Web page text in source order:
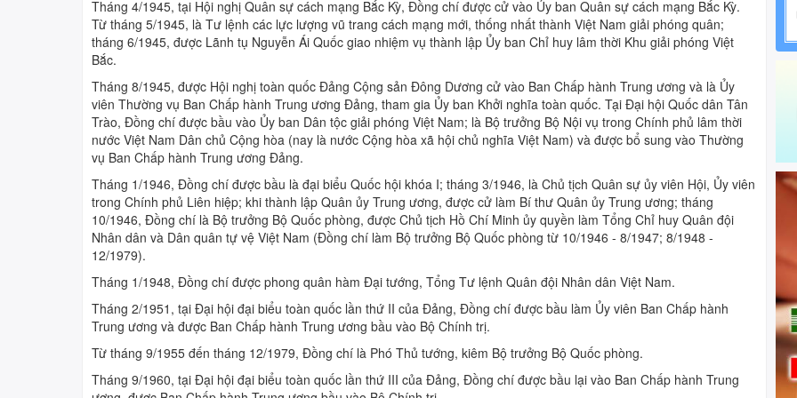
Tháng 4/1945, tại Hội nghị Quân sự cách mạng Bắc Kỳ, Đồng chí được cử vào Ủy ban Quân sự cách mạng Bắc Kỳ.
Từ tháng 5/1945, là Tư lệnh các lực lượng vũ trang cách mạng mới, thống nhất thành Việt Nam giải phóng quân;
tháng 6/1945, được Lãnh tụ Nguyễn Ái Quốc giao nhiệm vụ thành lập Ủy ban Chỉ huy lâm thời Khu giải phóng Việt
Bắc.
Tháng 8/1945, được Hội nghị toàn quốc Đảng Cộng sản Đông Dương cử vào Ban Chấp hành Trung ương và là Ủy
viên Thường vụ Ban Chấp hành Trung ương Đảng, tham gia Ủy ban Khởi nghĩa toàn quốc. Tại Đại hội Quốc dân Tân
Trào, Đồng chí được bầu vào Ủy ban Dân tộc giải phóng Việt Nam; là Bộ trưởng Bộ Nội vụ trong Chính phủ lâm thời
nước Việt Nam Dân chủ Cộng hòa (nay là nước Cộng hòa xã hội chủ nghĩa Việt Nam) và được bổ sung vào Thường
vụ Ban Chấp hành Trung ương Đảng.
Tháng 1/1946, Đồng chí được bầu là đại biểu Quốc hội khóa I; tháng 3/1946, là Chủ tịch Quân sự ủy viên Hội, Ủy viên
trong Chính phủ Liên hiệp; khi thành lập Quân ủy Trung ương, được cử làm Bí thư Quân ủy Trung ương; tháng
10/1946, Đồng chí là Bộ trưởng Bộ Quốc phòng, được Chủ tịch Hồ Chí Minh ủy quyền làm Tổng Chỉ huy Quân đội
Nhân dân và Dân quân tự vệ Việt Nam (Đồng chí làm Bộ trưởng Bộ Quốc phòng từ 10/1946 - 8/1947; 8/1948 -
12/1979).
Tháng 1/1948, Đồng chí được phong quân hàm Đại tướng, Tổng Tư lệnh Quân đội Nhân dân Việt Nam.
Tháng 2/1951, tại Đại hội đại biểu toàn quốc lần thứ II của Đảng, Đồng chí được bầu làm Ủy viên Ban Chấp hành
Trung ương và được Ban Chấp hành Trung ương bầu vào Bộ Chính trị.
Từ tháng 9/1955 đến tháng 12/1979, Đồng chí là Phó Thủ tướng, kiêm Bộ trưởng Bộ Quốc phòng.
Tháng 9/1960, tại Đại hội đại biểu toàn quốc lần thứ III của Đảng, Đồng chí được bầu lại vào Ban Chấp hành Trung